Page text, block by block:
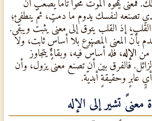
فمعنىً يمحوه الموت محواً تامّاً يصعب أن
تصنعه لنفسك يدوم ما دمت، ثمّ ينطفئ؛
إذ القلب يتوق إلى معنىً يثبت ويبقى.
بأنّ المعنى المصنوع بلا أساسٍ ثابت، ولا
من الإله، فله أساسٌ فيه، وبقاءٌ يتجاوز
فالفرق بين أن تصنع معنىً يزول، وأن
عابرٍ وحقيقةٍ أبديّة.
معنىً تشير إلى الإله